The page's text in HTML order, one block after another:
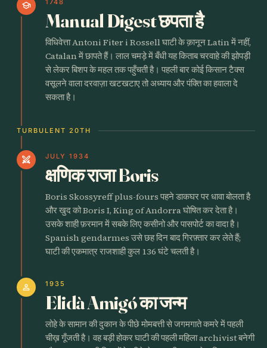
school 1748
Manual Digest छपता है
विधिवेत्ता Antoni Fiter i Rossell घाटी के क़ानून Latin में नहीं,
Catalan में छापते हैं। लाल चमड़े में बँधी यह किताब चरवाहे की झोपड़ी
से लेकर बिशप के महल तक पहुँचती है। पहली बार कोई किसान टैक्स
वसूलने वाला दरवाज़ा खटखटाए तो अध्याय और पंक्ति का हवाला दे
सकता है।
TURBULENT 20TH
swords JULY 1934
क्षणिक राजा Boris
Boris Skossyreff plus-fours पहने डाकघर पर धावा बोलता है
और खुद को Boris I, King of Andorra घोषित कर देता है।
उसके शाही फ़रमान में सबके लिए कसीनो और पासपोर्ट का वादा है।
Spanish gendarmes उसे छह दिन बाद गिरफ़्तार कर लेते हैं;
घाटी की एकमात्र राजशाही कुल 136 घंटे चलती है।
person 1935
Elidà Amigó का जन्म
लोहे के सामान की दुकान के पीछे मोमबत्ती से जगमगाते कमरे में पहली
चीख़ गूँजती है। वह बड़ी होकर घाटी की पहली महिला archivist बनेगी